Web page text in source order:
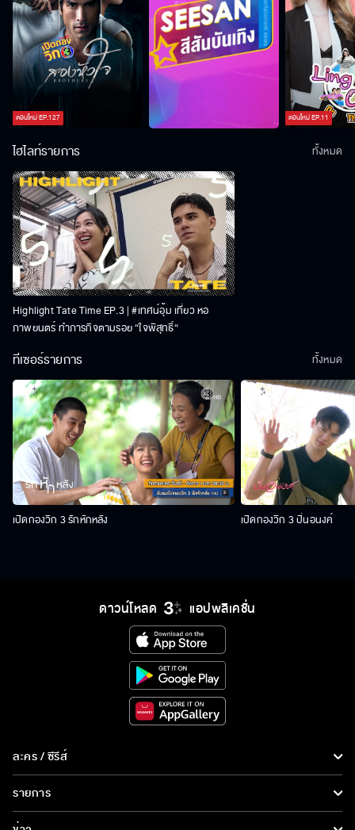
ตอนใหม่EP.127 ตอนใหม่EP.11
ไฮไลท์รายการ
Highlight Tate Time EP.3 | #เทศน์อุ้ม เที่ยว หอ
ภาพยนตร์ ทำภารกิจตามรอย “ใจพิสุทธิ์“
ทั้งหมด
ทีเซอร์รายการ
เปิดกองวิก 3 รักหักหลัง เปิดกองวิก 3 ปิ่นอนงค์
ทั้งหมด
ดาวน์โหลด แอปพลิเคชั่น
ละคร / ซีรีส์
ละคร/ซีรีส์
ซีรีส์นานาชาติ
รายการ
รายการทั้งหมด